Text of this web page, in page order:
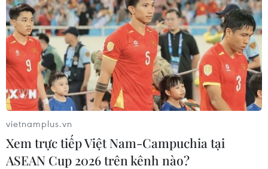
vietnamplus.vn
Xem trực tiếp Việt Nam-Campuchia tại
ASEAN Cup 2026 trên kênh nào?